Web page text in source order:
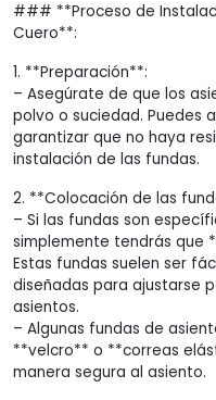
### **Proceso de
Cuero**:
1. **Preparación**:
– Asegúrate de que los
polvo o suciedad. Puedes
garantizar que no haya
instalación de las fundas.
2. **Colocación de las
– Si las fundas son
simplemente tendrás que
Estas fundas suelen ser
diseñadas para ajustarse
asientos.
– Algunas fundas de
**velcro** o **correas
manera segura al asiento.